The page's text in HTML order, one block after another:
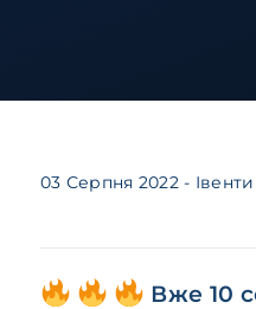
03 Серпня 2022 - Івенти
Вже 10